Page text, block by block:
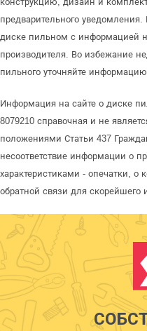
предварительного
диске пильном с информацией
производителя. Во избежание
пильного уточняйте информацию
Информация на сайте о диске
8079210 справочная и не
положениями Статьи 437
несоответствие информации о
характеристиками - опечатки,
обратной связи для скорейшего